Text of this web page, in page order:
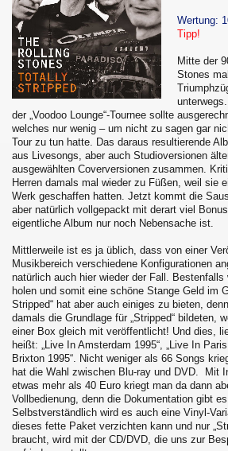
Wertung:
Tipp!
Mitte der
Stones
der „Voodoo Lounge“-Tournee sollte
welches nur wenig – um nicht zu sagen gar
Tour zu tun hatte. Das daraus resultierende
aus Livesongs, aber auch Studioversionen
ausgewählten Coverversionen zusammen.
Herren damals mal wieder zu Füßen, weil sie
Werk geschaffen hatten. Jetzt kommt die
aber natürlich vollgepackt mit derart viel
eigentliche Album nur noch Nebensache ist.
Mittlerweile ist es ja üblich, dass von einer
Musikbereich verschiedene Konfigurationen
natürlich auch hier wieder der Fall.
holen und somit eine schöne Stange Geld im
Stripped“ hat aber auch einiges zu bieten,
damals die Grundlage für „Stripped“ bildeten,
einer Box gleich mit veröffentlicht! Und dies,
heißt: „Live In Amsterdam 1995“, „Live In
Brixton 1995“. Nicht weniger als 66 Songs
hat die Wahl zwischen Blu-ray und DVD. Mit
etwas mehr als 40 Euro kriegt man da dann
Vollbedienung, denn die Dokumentation gibt
Selbstverständlich wird es auch eine Vinyl-
dieses fette Paket verzichten kann und nur
braucht, wird mit der CD/DVD, die uns zur